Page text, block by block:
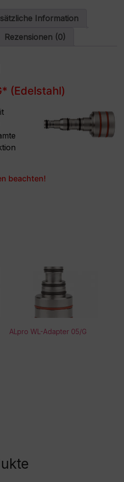
a
t
i
v
Information
Rezensionen (0)
(Edelstahl)
beachten!
ALpro WL-Adapter 05/G